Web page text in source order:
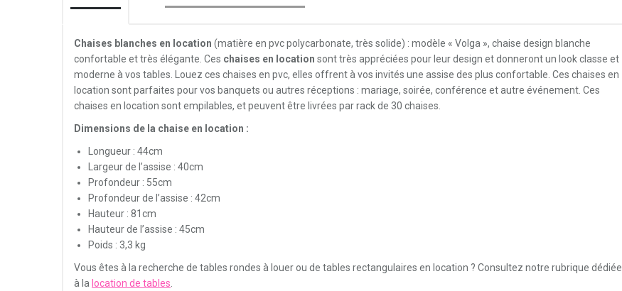
Chaises blanches en location (matière en pvc polycarbonate, très solide) : modèle « Volga », chaise design blanche
confortable et très élégante. Ces chaises en location sont très appréciées pour leur design et donneront un look classe et
moderne à vos tables. Louez ces chaises en pvc, elles offrent à vos invités une assise des plus confortable. Ces chaises en
location sont parfaites pour vos banquets ou autres réceptions : mariage, soirée, conférence et autre événement. Ces
chaises en location sont empilables, et peuvent être livrées par rack de 30 chaises.
Dimensions de la chaise en location :
Longueur : 44cm
Largeur de l’assise : 40cm
Profondeur : 55cm
Profondeur de l’assise : 42cm
Hauteur : 81cm
Hauteur de l’assise : 45cm
Poids : 3,3 kg
Vous êtes à la recherche de tables rondes à louer ou de tables rectangulaires en location ? Consultez notre rubrique dédiée
à la location de tables.